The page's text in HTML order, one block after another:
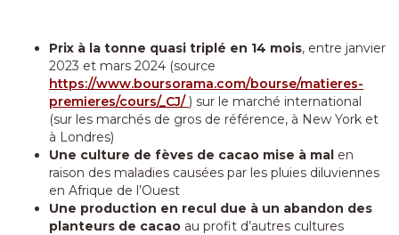
Prix à la tonne quasi triplé en 14 mois, entre janvier
2023 et mars 2024 (source
https://www.boursorama.com/bourse/matieres-
premieres/cours/_CJ/) sur le marché international
(sur les marchés de gros de référence, à New York et
à Londres)
Une culture de fèves de cacao mise à mal en
raison des maladies causées par les pluies diluviennes
en Afrique de l’Ouest
Une production en recul due à un abandon des
planteurs de cacao au profit d’autres cultures